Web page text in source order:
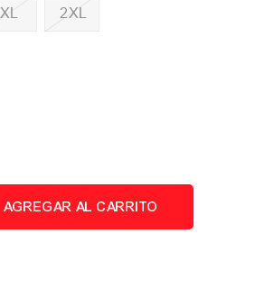
XL 2XL
AGREGAR AL CARRITO